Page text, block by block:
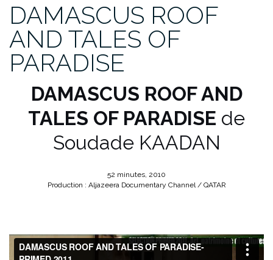
DAMASCUS ROOF
AND TALES OF
PARADISE
DAMASCUS ROOF AND
TALES OF PARADISE de
Soudade KAADAN
52 minutes, 2010
Production : Aljazeera Documentary Channel / QATAR